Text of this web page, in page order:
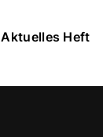
Aktuelles Heft